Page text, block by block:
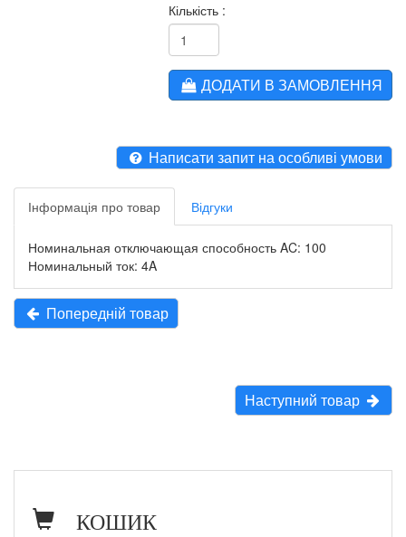
Кількість :
ДОДАТИ В ЗАМОВЛЕННЯ
Написати запит на особливі умови
Інформація про товар Відгуки
Номинальная отключающая способность AC: 100
Номинальный ток: 4A
Попередній товар
Наступний товар
КОШИК